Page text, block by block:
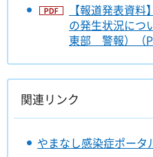
【報道発表資
の発生状況につ
東部 警報）（
関連リンク
やまなし感染症ポータ